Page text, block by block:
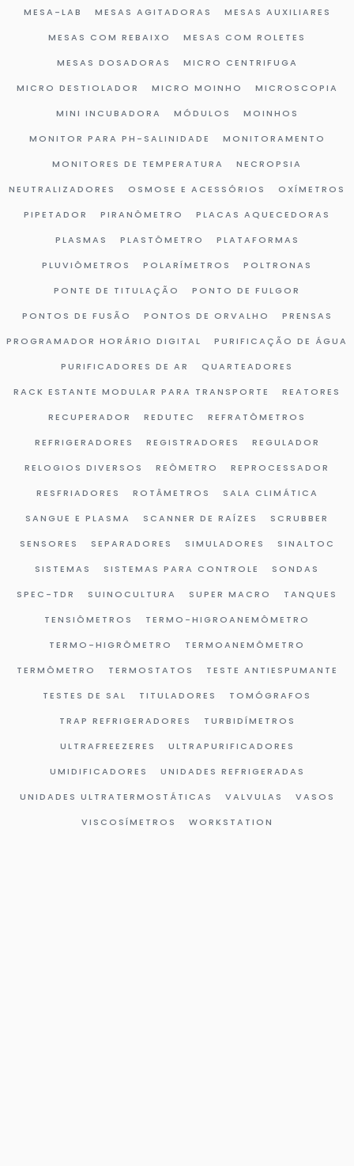
MESA-LAB MESAS AGITADORAS MESAS AUXILIARES
MESAS COM REBAIXO MESAS COM ROLETES
MESAS DOSADORAS MICRO CENTRIFUGA
MICRO DESTIOLADOR MICRO MOINHO MICROSCOPIA
MINI INCUBADORA MÓDULOS MOINHOS
MONITOR PARA PH-SALINIDADE MONITORAMENTO
MONITORES DE TEMPERATURA NECROPSIA
NEUTRALIZADORES OSMOSE E ACESSÓRIOS OXÍMETROS
PIPETADOR PIRANÔMETRO PLACAS AQUECEDORAS
PLASMAS PLASTÔMETRO PLATAFORMAS
PLUVIÔMETROS POLARÍMETROS POLTRONAS
PONTE DE TITULAÇÃO PONTO DE FULGOR
PONTOS DE FUSÃO PONTOS DE ORVALHO PRENSAS
PROGRAMADOR HORÁRIO DIGITAL PURIFICAÇÃO DE ÁGUA
PURIFICADORES DE AR QUARTEADORES
RACK ESTANTE MODULAR PARA TRANSPORTE REATORES
RECUPERADOR REDUTEC REFRATÔMETROS
REFRIGERADORES REGISTRADORES REGULADOR
RELOGIOS DIVERSOS REÔMETRO REPROCESSADOR
RESFRIADORES ROTÂMETROS SALA CLIMÁTICA
SANGUE E PLASMA SCANNER DE RAÍZES SCRUBBER
SENSORES SEPARADORES SIMULADORES SINALTOC
SISTEMAS SISTEMAS PARA CONTROLE SONDAS
SPEC-TDR SUINOCULTURA SUPER MACRO TANQUES
TENSIÔMETROS TERMO-HIGROANEMÔMETRO
TERMO-HIGRÔMETRO TERMOANEMÔMETRO
TERMÔMETRO TERMOSTATOS TESTE ANTIESPUMANTE
TESTES DE SAL TITULADORES TOMÓGRAFOS
TRAP REFRIGERADORES TURBIDÍMETROS
ULTRAFREEZERES ULTRAPURIFICADORES
UMIDIFICADORES UNIDADES REFRIGERADAS
UNIDADES ULTRATERMOSTÁTICAS VALVULAS VASOS
VISCOSÍMETROS WORKSTATION